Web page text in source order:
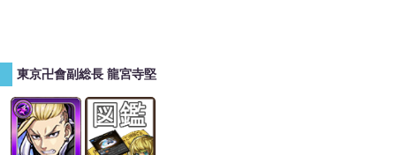
東京卍會副総長 龍宮寺堅